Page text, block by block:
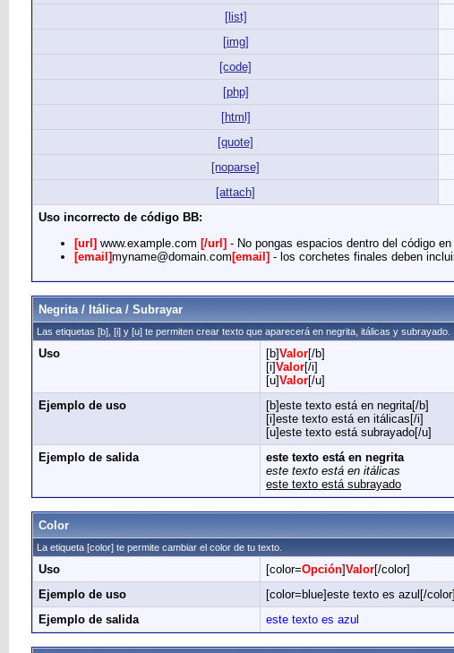
[list]
[img]
[code]
[php]
[html]
[quote]
[noparse]
[attach]
Uso incorrecto de código BB:
[url] www.example.com [/url] - No pongas espacios dentro del código
[email]myname@domain.com[email] - los corchetes finales deben
Negrita / Itálica / Subrayar
Las etiquetas [b], [i] y [u] te permiten crear texto que aparecerá en negrita, itálicas y subrayado.
Uso [b]Valor[/b]
[i]Valor[/i]
[u]Valor[/u]
Ejemplo de uso
[b]este texto está en negrita[/b]
[i]este texto está en itálicas[/i]
[u]este texto está subrayado[/u]
Ejemplo de salida
este texto está en negrita
este texto está en itálicas
este texto está subrayado
Color
La etiqueta [color] te permite cambiar el color de tu texto.
Uso [color=Opción]Valor[/color]
Ejemplo de uso
[color=blue]este texto es azul[/color]
Ejemplo de salida
este texto es azul